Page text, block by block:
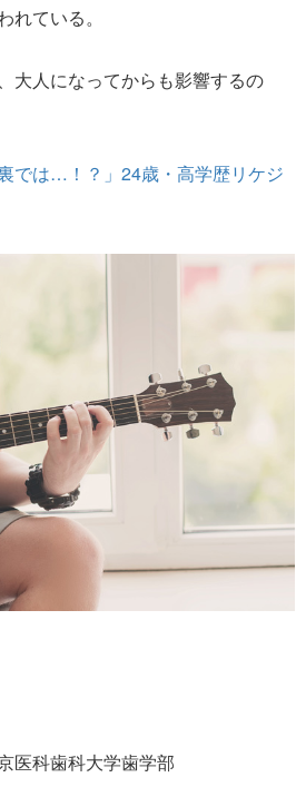
れている。
大人になってからも影響するの
では…！？」24歳・高学歴リケジ
医科歯科大学歯学部